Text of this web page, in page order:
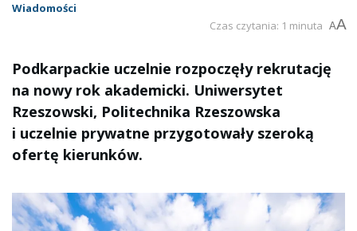
Wiadomości
Czas czytania: 1 minuta AA
Podkarpackie uczelnie rozpoczęły rekrutację
na nowy rok akademicki. Uniwersytet
Rzeszowski, Politechnika Rzeszowska
i uczelnie prywatne przygotowały szeroką
ofertę kierunków.